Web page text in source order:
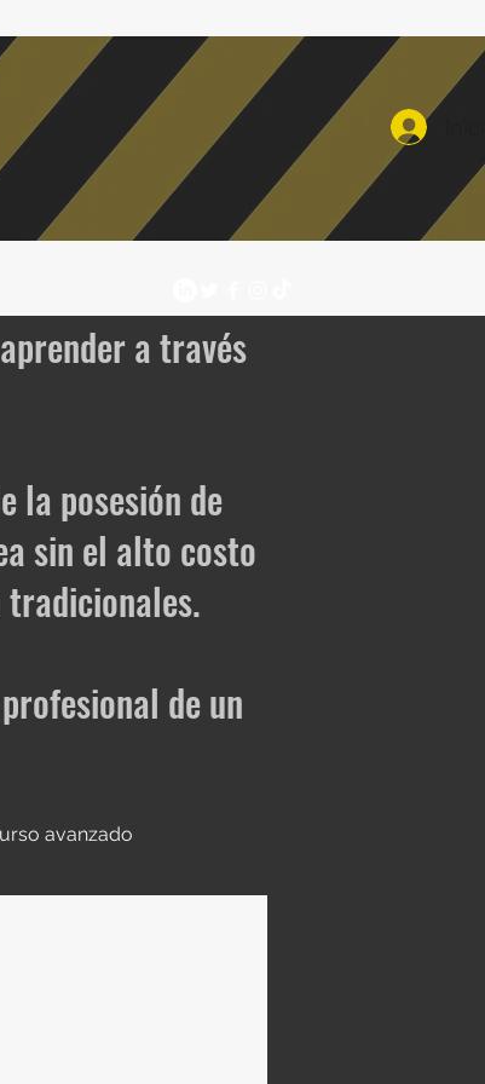
a través
la posesión de
sin el alto costo
de un
avanzado